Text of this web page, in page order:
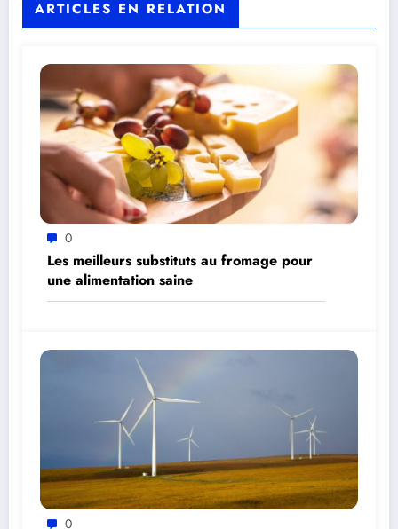
ARTICLES EN RELATION
0
Les meilleurs substituts au fromage pour
une alimentation saine
0